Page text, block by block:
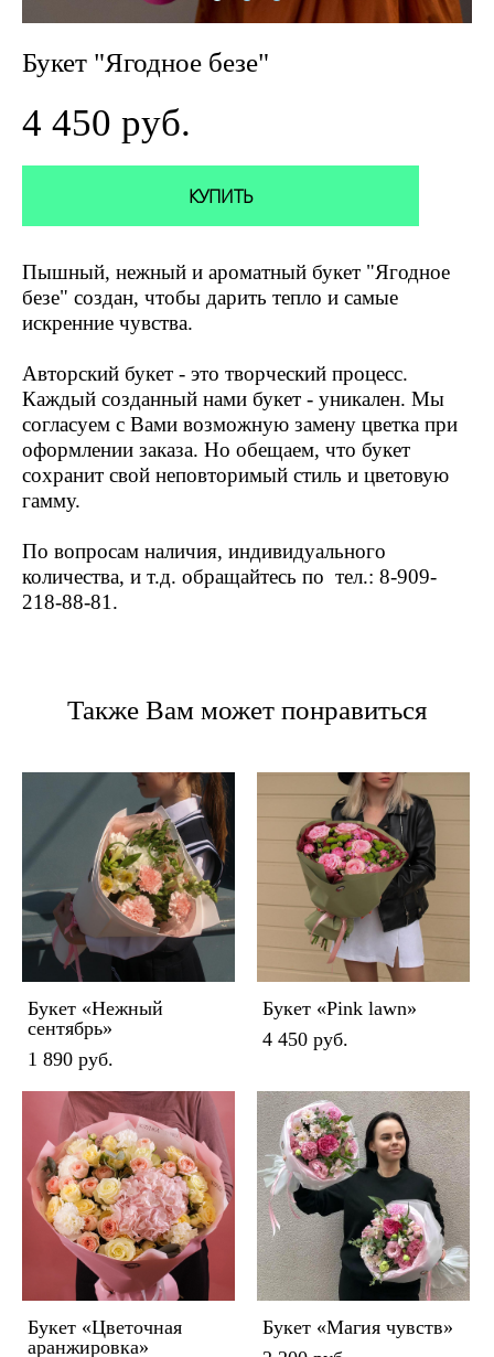
Букет "Ягодное безе"
4 450 pуб.
КУПИТЬ
Пышный, нежный и ароматный букет "Ягодное
безе" создан, чтобы дарить тепло и самые
искренние чувства.
Авторский букет - это творческий процесс.
Каждый созданный нами букет - уникален. Мы
согласуем с Вами возможную замену цветка при
оформлении заказа. Но обещаем, что букет
сохранит свой неповторимый стиль и цветовую
гамму.
По вопросам наличия, индивидуального
количества, и т.д. обращайтесь по тел.: 8-909-
218-88-81.
Также Вам может понравиться
Букет «Нежный
сентябрь»
1 890 pуб.
Букет «Pink lawn»
4 450 pуб.
Букет «Цветочная
аранжировка»
Букет «Магия чувств»